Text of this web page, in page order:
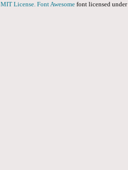
MIT License. Font Awesome font licensed under